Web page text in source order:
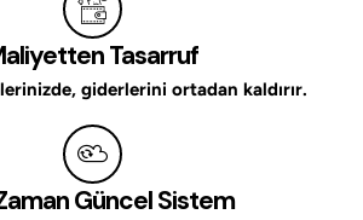
Tasarruf
giderlerini ortadan kaldırır.
Güncel Sistem